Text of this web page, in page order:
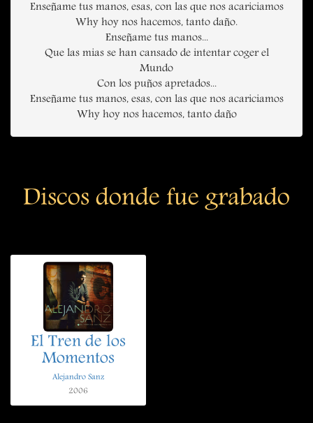
Enseñame tus manos, esas, con las que nos acariciamos
Why hoy nos hacemos, tanto daño.
Enseñame tus manos...
Que las mias se han cansado de intentar coger el
Mundo
Con los puños apretados...
Enseñame tus manos, esas, con las que nos acariciamos
Why hoy nos hacemos, tanto daño
Discos donde fue grabado
El Tren de los
Momentos
Alejandro Sanz
2006